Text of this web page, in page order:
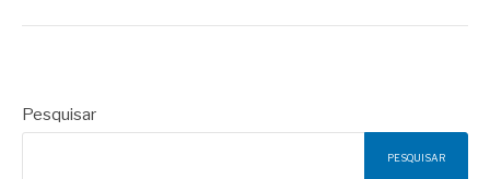
Pesquisar
PESQUISAR